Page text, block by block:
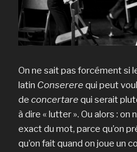
On ne sait pas forcément si
latin Conserere qui peut
de concertare qui serait
à dire « lutter ». Ou alors : on
exact du mot, parce qu’on
qu’on fait quand on joue un